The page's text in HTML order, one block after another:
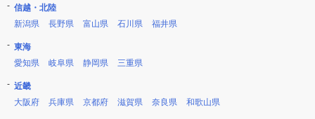
信越・北陸
新潟県
長野県 富山県 石川県 福井県
東海
愛知県
岐阜県 静岡県 三重県
近畿
大阪府
兵庫県 京都府 滋賀県 奈良県 和歌山県